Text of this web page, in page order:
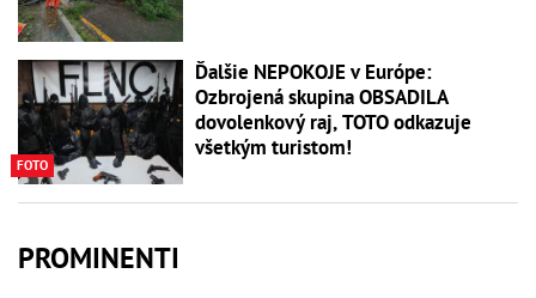
FOTO
Ďalšie NEPOKOJE v Európe:
Ozbrojená skupina OBSADILA
dovolenkový raj, TOTO odkazuje
všetkým turistom!
PROMINENTI